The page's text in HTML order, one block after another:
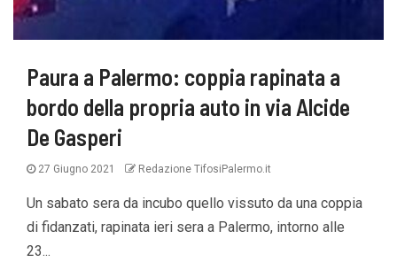
Paura a Palermo: coppia rapinata a
bordo della propria auto in via Alcide
De Gasperi
27 Giugno 2021 Redazione TifosiPalermo.it
Un sabato sera da incubo quello vissuto da una coppia
di fidanzati, rapinata ieri sera a Palermo, intorno alle
23...